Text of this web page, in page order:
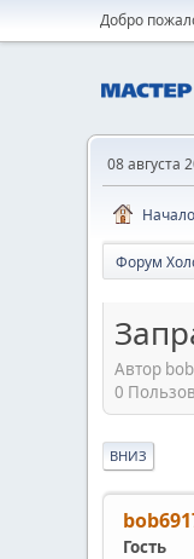
Добро
08 августа
Начало
Форум
Автор
0
ВНИЗ
Гость